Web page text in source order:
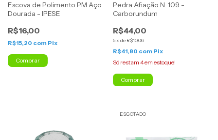
Escova de Polimento PM Aço
Dourada - IPESE
R$16,00
R$15,20 com Pix
Pedra Afiação N. 109 -
Carborundum
R$44,00
5x de R$10,06
R$41,80 com Pix
Só restam 4em estoque!
ESGOTADO